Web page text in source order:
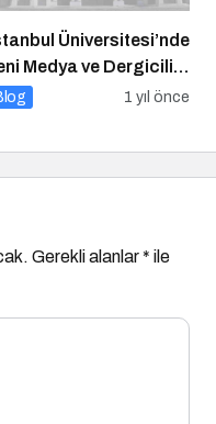
Üniversitesi’nde
Medya ve Dergicilik
1 yıl önce
Gerekli alanlar* ile